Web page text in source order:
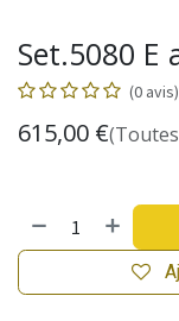
Set.5080 E
(0 avis)
615,00 €